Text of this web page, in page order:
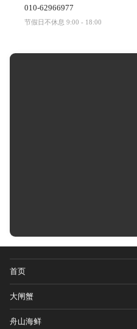
010-62966977
节假日不休息 9:00 - 18:00
首页
大闸蟹
舟山海鲜